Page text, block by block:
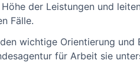
der Leistungen und
Fälle.
wichtige Orientierung und
für Arbeit sie